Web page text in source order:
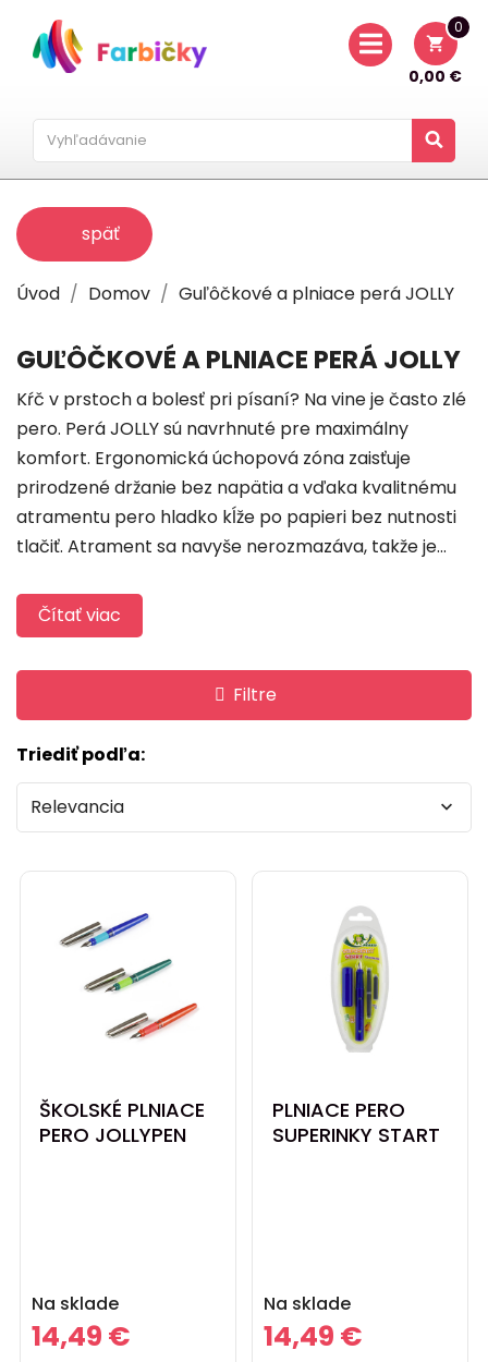
shopping_cart
0
0,00 €
späť
Úvod Domov Guľôčkové a plniace perá JOLLY
GUĽÔČKOVÉ A PLNIACE PERÁ JOLLY
Kŕč v prstoch a bolesť pri písaní? Na vine je často zlé
pero. Perá JOLLY sú navrhnuté pre maximálny
komfort. Ergonomická úchopová zóna zaisťuje
prirodzené držanie bez napätia a vďaka kvalitnému
atramentu pero hladko kĺže po papieri bez nutnosti
tlačiť. Atrament sa navyše nerozmazáva, takže je...
Čítať viac
Filtre
Triediť podľa:
Relevancia 
ŠKOLSKÉ PLNIACE
PERO JOLLYPEN
Na sklade
Cena
14,49 €
PLNIACE PERO
SUPERINKY START
Na sklade
Cena
14,49 €